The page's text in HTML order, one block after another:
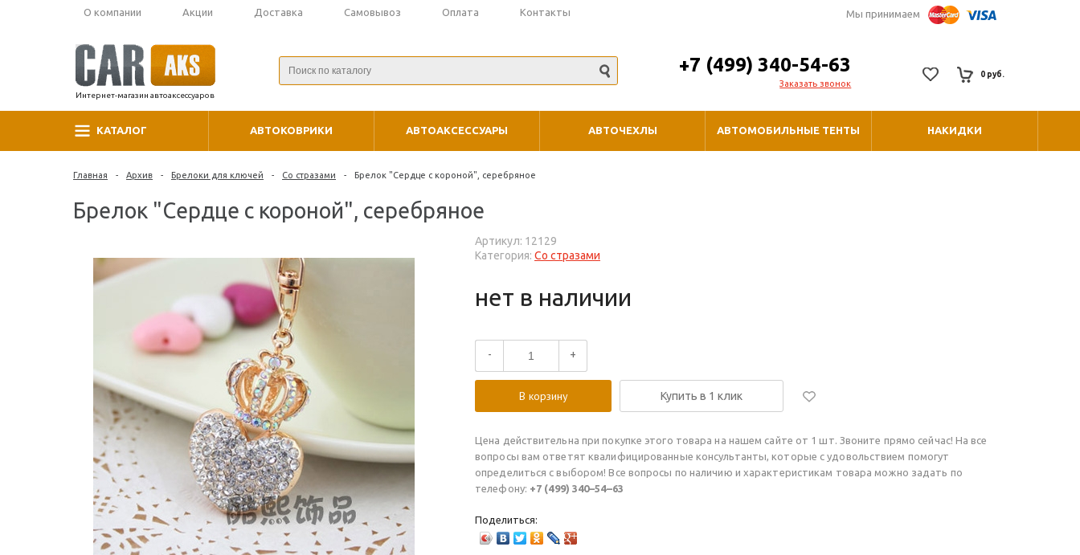
О компании Акции Доставка Самовывоз Оплата Контакты Мы принимаем
Интернет-магазин автоаксессуаров
+7 (499) 340-54-63
Заказать звонок
0 руб.
КАТАЛОГ АВТОКОВРИКИ АВТОАКСЕССУАРЫ АВТОЧЕХЛЫ АВТОМОБИЛЬНЫЕ ТЕНТЫ НАКИДКИ
Главная - Архив - Брелоки для ключей - Со стразами - Брелок "Сердце с короной", серебряное
Брелок "Сердце с короной", серебряное
Артикул: 12129
Категория: Со стразами
нет в наличии
- +
В корзину Купить в 1 клик
Цена действительна при покупке этого товара на нашем сайте от 1 шт. Звоните прямо сейчас! На все
вопросы вам ответят квалифицированные консультанты, которые с удовольствием помогут
определиться с выбором! Все вопросы по наличию и характеристикам товара можно задать по
телефону: +7 (499) 340–54–63
Поделиться: